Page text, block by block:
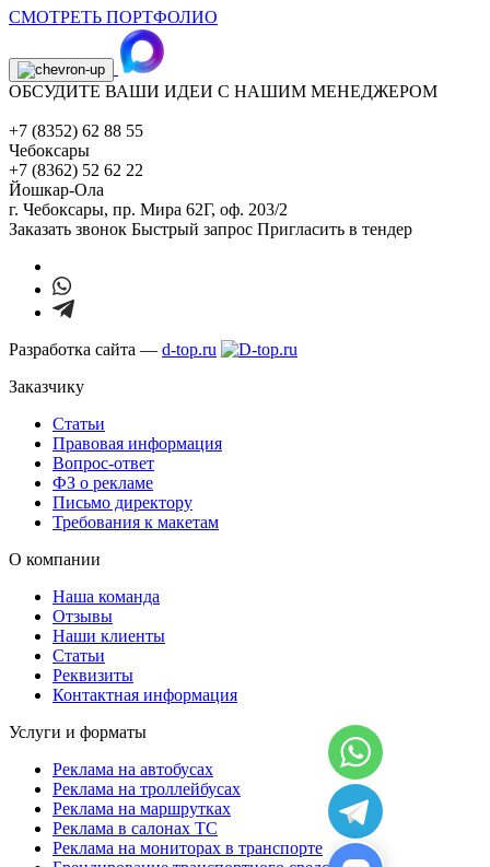
СМОТРЕТЬ ПОРТФОЛИО
ОБСУДИТЕ ВАШИ ИДЕИ С НАШИМ МЕНЕДЖЕРОМ
+7 (8352) 62 88 55
Чебоксары
+7 (8362) 52 62 22
Йошкар-Ола
г. Чебоксары, пр. Мира 62Г, оф. 203/2
Заказать звонок Быстрый запрос Пригласить в тендер
Разработка сайта — d-top.ru
Заказчику
Статьи
Правовая информация
Вопрос-ответ
ФЗ о рекламе
Письмо директору
Требования к макетам
О компании
Наша команда
Отзывы
Наши клиенты
Статьи
Реквизиты
Контактная информация
Услуги и форматы
Реклама на автобусах
Реклама на троллейбусах
Реклама на маршрутках
Реклама в салонах ТС
Реклама на мониторах в транспорте